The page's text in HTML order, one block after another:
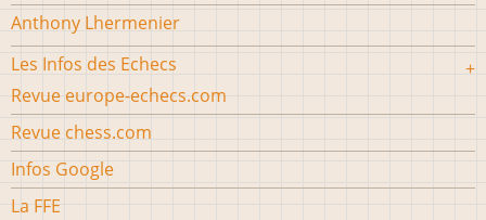
Anthony Lhermenier
Les Infos des Echecs
Revue europe-echecs.com
Revue chess.com
Infos Google
La FFE